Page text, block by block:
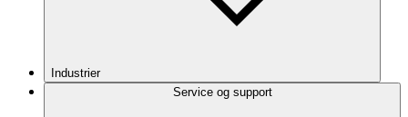
Industrier
Service og support